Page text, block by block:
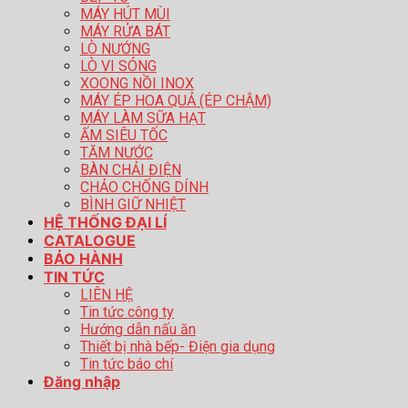
MÁY HÚT MÙI
MÁY RỬA BÁT
LÒ NƯỚNG
LÒ VI SÓNG
XOONG NỒI INOX
MÁY ÉP HOA QUẢ (ÉP CHẬM)
MÁY LÀM SỮA HẠT
ẤM SIÊU TỐC
TĂM NƯỚC
BÀN CHẢI ĐIỆN
CHẢO CHỐNG DÍNH
BÌNH GIỮ NHIỆT
HỆ THỐNG ĐẠI LÍ
CATALOGUE
BẢO HÀNH
TIN TỨC
LIÊN HỆ
Tin tức công ty
Hướng dẫn nấu ăn
Thiết bị nhà bếp- Điện gia dụng
Tin tức báo chí
Đăng nhập